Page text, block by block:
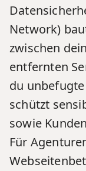
Network)
zwischen
entfernten
du
schützt
sowie
Für